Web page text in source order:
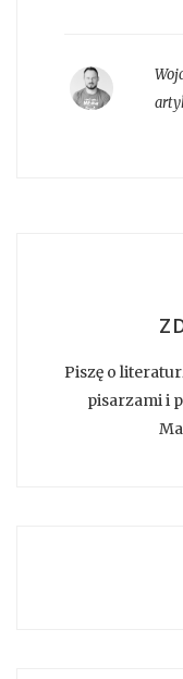
Piszę o
pisarzami i